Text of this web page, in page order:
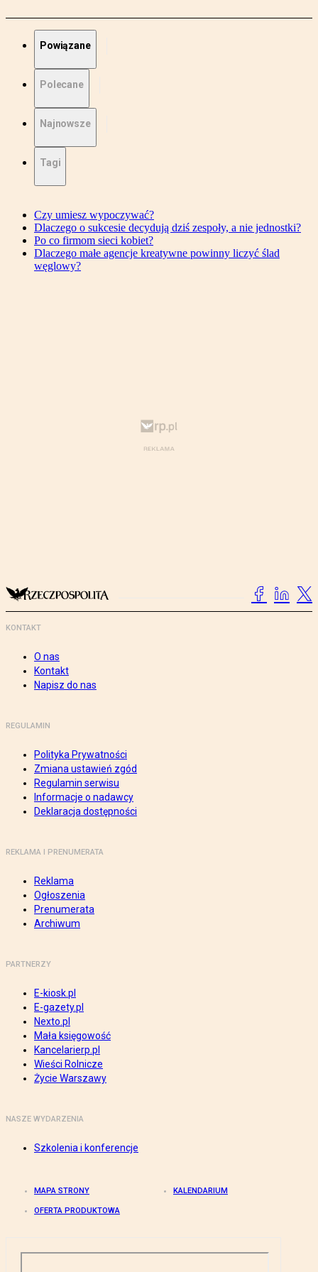
Powiązane
Polecane
Najnowsze
Tagi
Czy umiesz wypoczywać?
Dlaczego o sukcesie decydują dziś zespoły, a nie jednostki?
Po co firmom sieci kobiet?
Dlaczego małe agencje kreatywne powinny liczyć ślad
węglowy?
KONTAKT
O nas
Kontakt
Napisz do nas
REGULAMIN
Polityka Prywatności
Zmiana ustawień zgód
Regulamin serwisu
Informacje o nadawcy
Deklaracja dostępności
REKLAMA I PRENUMERATA
Reklama
Ogłoszenia
Prenumerata
Archiwum
PARTNERZY
E-kiosk.pl
E-gazety.pl
Nexto.pl
Mała księgowość
Kancelarierp.pl
Wieści Rolnicze
Życie Warszawy
NASZE WYDARZENIA
Szkolenia i konferencje
MAPA STRONY KALENDARIUM
OFERTA PRODUKTOWA